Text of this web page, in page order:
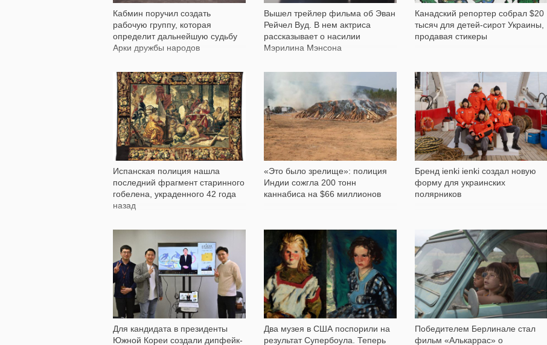
Кабмин поручил создать
рабочую группу, которая
определит дальнейшую судьбу
Арки дружбы народов
Вышел трейлер фильма об Эван
Рейчел Вуд. В нем актриса
рассказывает о насилии
Мэрилина Мэнсона
Канадский репортер собрал $20
тысяч для детей-сирот Украины,
продавая стикеры
Испанская полиция нашла
последний фрагмент старинного
гобелена, украденного 42 года
назад
2 110
«Это было зрелище»: полиция
Индии сожгла 200 тонн
каннабиса на $66 миллионов
Бренд ienki ienki создал новую
форму для украинских
полярников
1 881
Для кандидата в президенты
Южной Кореи создали дипфейк-
Два музея в США поспорили на
результат Супербоула. Теперь
684
Победителем Берлинале стал
фильм «Алькаррас» о